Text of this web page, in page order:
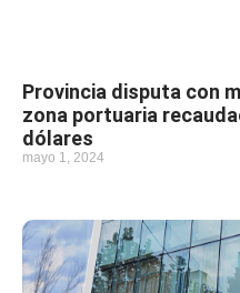
Provincia disputa con
zona portuaria
dólares
mayo 1, 2024